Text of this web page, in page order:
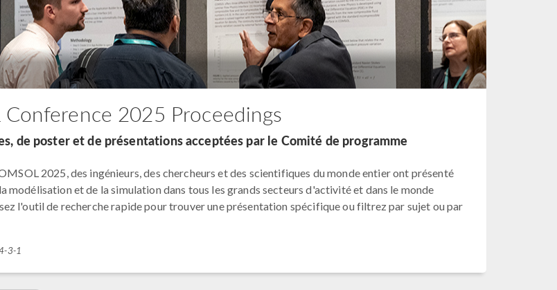
Conference 2025 Proceedings
de poster et de présentations acceptées par le Comité de programme
2025, des ingénieurs, des chercheurs et des scientifiques du monde entier ont présenté
modélisation et de la simulation dans tous les grands secteurs d'activité et dans le monde
l'outil de recherche rapide pour trouver une présentation spécifique ou filtrez par sujet ou par
3-1